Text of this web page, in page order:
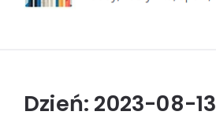
Dzień: 2023-08-13